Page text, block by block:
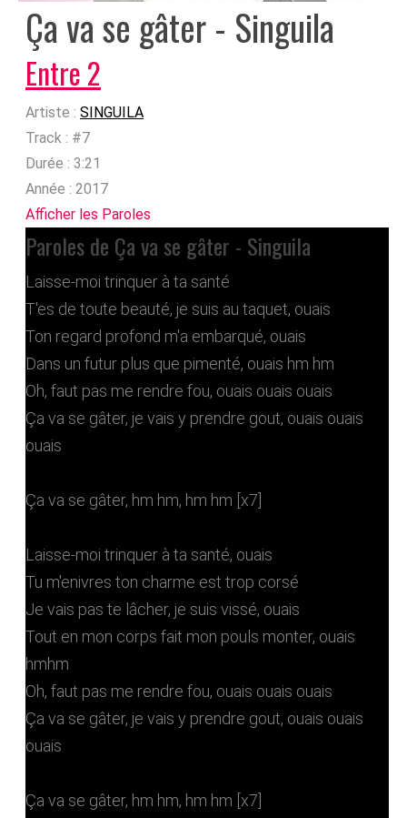
Ça va se gâter - Singuila
Entre 2
Artiste : SINGUILA
Track : #7
Durée : 3:21
Année : 2017
Afficher les Paroles
Paroles de Ça va se gâter - Singuila
Laisse-moi trinquer à ta santé
T'es de toute beauté, je suis au taquet, ouais
Ton regard profond m'a embarqué, ouais
Dans un futur plus que pimenté, ouais hm hm
Oh, faut pas me rendre fou, ouais ouais ouais
Ça va se gâter, je vais y prendre gout, ouais ouais
ouais
Ça va se gâter, hm hm, hm hm [x7]
Laisse-moi trinquer à ta santé, ouais
Tu m'enivres ton charme est trop corsé
Je vais pas te lâcher, je suis vissé, ouais
Tout en mon corps fait mon pouls monter, ouais
hmhm
Oh, faut pas me rendre fou, ouais ouais ouais
Ça va se gâter, je vais y prendre gout, ouais ouais
ouais
Ça va se gâter, hm hm, hm hm [x7]